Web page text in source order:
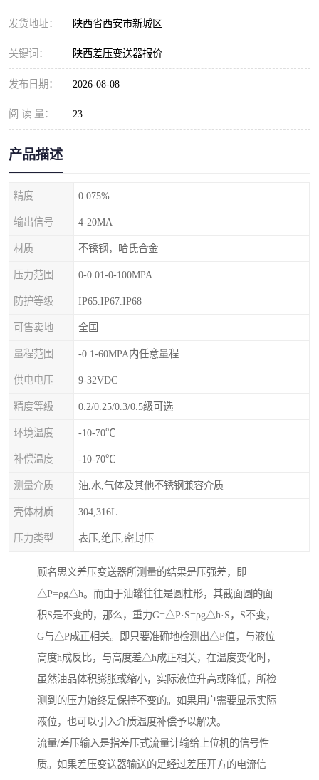
发货地址： 陕西省西安市新城区
关键词： 陕西差压变送器报价
发布日期： 2026-08-08
阅 读 量： 23
产品描述
精度 0.075%
输出信号 4-20MA
材质 不锈钢，哈氏合金
压力范围 0-0.01-0-100MPA
防护等级 IP65.IP67.IP68
可售卖地 全国
量程范围 -0.1-60MPA内任意量程
供电电压 9-32VDC
精度等级 0.2/0.25/0.3/0.5级可选
环境温度 -10-70℃
补偿温度 -10-70℃
测量介质 油,水,气体及其他不锈钢兼容介质
壳体材质 304,316L
压力类型 表压,绝压,密封压
顾名思义差压变送器所测量的结果是压强差，即
△P=ρg△h。而由于油罐往往是圆柱形，其截面圆的面
积S是不变的，那么，重力G=△P·S=ρg△h·S，S不变，
G与△P成正相关。即只要准确地检测出△P值，与液位
高度h成反比，与高度差△h成正相关，在温度变化时，
虽然油品体积膨胀或缩小，实际液位升高或降低，所检
测到的压力始终是保持不变的。如果用户需要显示实际
液位，也可以引入介质温度补偿予以解决。
流量/差压输入是指差压式流量计输给上位机的信号性
质。如果差压变送器输送的是经过差压开方的电流信